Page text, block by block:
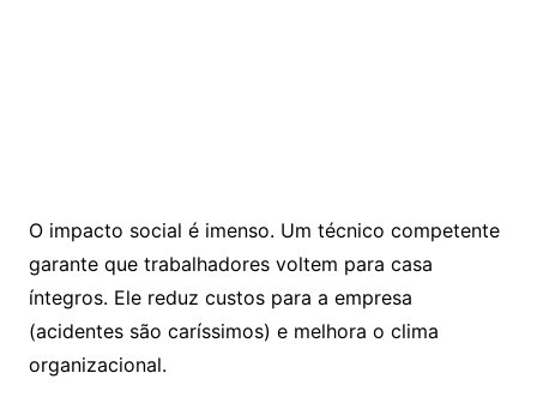
O impacto social é imenso. Um técnico competente
garante que trabalhadores voltem para casa
íntegros. Ele reduz custos para a empresa
(acidentes são caríssimos) e melhora o clima
organizacional.